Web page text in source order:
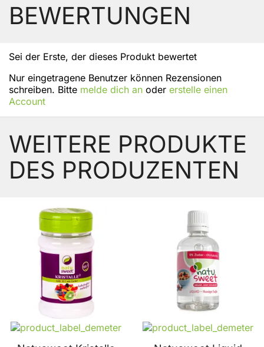
BEWERTUNGEN
Sei der Erste, der dieses Produkt bewertet
Nur eingetragene Benutzer können Rezensionen
schreiben. Bitte melde dich an oder erstelle einen
Account
WEITERE PRODUKTE
DES PRODUZENTEN